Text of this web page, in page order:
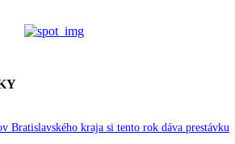
Bratislavského kraja si tento rok dáva prestávku